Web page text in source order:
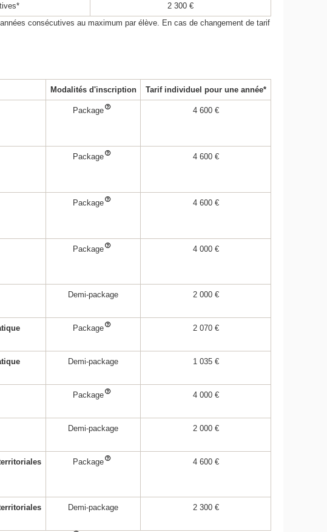
2 300 €
consécutives au maximum par élève. En cas de changement de tarif
Modalités d'inscription Tarif individuel pour une année*
Package 4 600 €
Package 4 600 €
Package 4 600 €
Package 4 000 €
Demi-package 2 000 €
Package 2 070 €
Demi-package 1 035 €
Package 4 000 €
Demi-package 2 000 €
Package 4 600 €
Demi-package 2 300 €